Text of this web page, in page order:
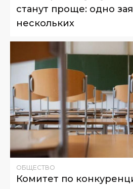
станут проще: одно
нескольких
ОБЩЕСТВО
Комитет по